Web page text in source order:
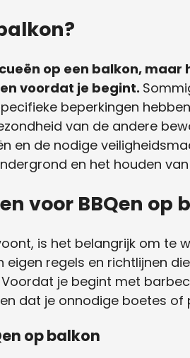
op een balkon, maar
voordat je begint.
beperkingen
van de andere
en de nodige
en het houden
voor BBQen op
is het belangrijk om te
eigen regels en richtlijnen
je begint met
dat je onnodige boetes of
op balkon